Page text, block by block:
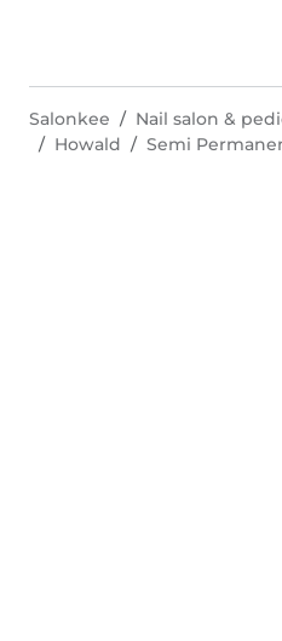
Salonkee Nail salon &
Howald
Semi